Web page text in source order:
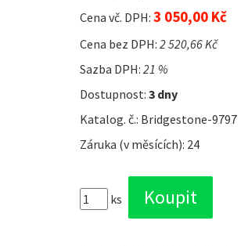
Cena vč. DPH: 3 050,00 Kč
Cena bez DPH: 2 520,66 Kč
Sazba DPH: 21 %
Dostupnost: 3 dny
Katalog. č.: Bridgestone-9797
Záruka (v měsících): 24
ks